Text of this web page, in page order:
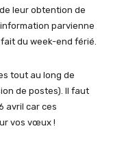
leur obtention de
parvienne
du week-end férié.
tout au long de
de postes). Il faut
avril car ces
vos vœux !